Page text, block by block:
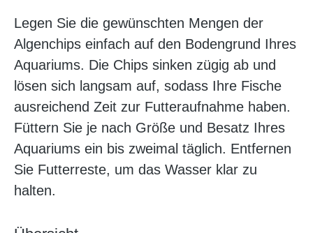
Legen Sie die gewünschten Mengen der
Algenchips einfach auf den Bodengrund Ihres
Aquariums. Die Chips sinken zügig ab und
lösen sich langsam auf, sodass Ihre Fische
ausreichend Zeit zur Futteraufnahme haben.
Füttern Sie je nach Größe und Besatz Ihres
Aquariums ein bis zweimal täglich. Entfernen
Sie Futterreste, um das Wasser klar zu
halten.